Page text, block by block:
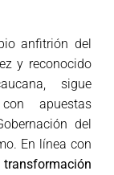
anfitrión del
y reconocido
sigue
apuestas
del
En línea con